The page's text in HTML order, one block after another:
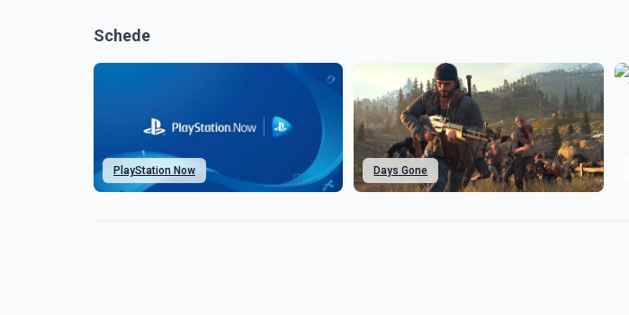
Schede
PlayStation Now Days Gone